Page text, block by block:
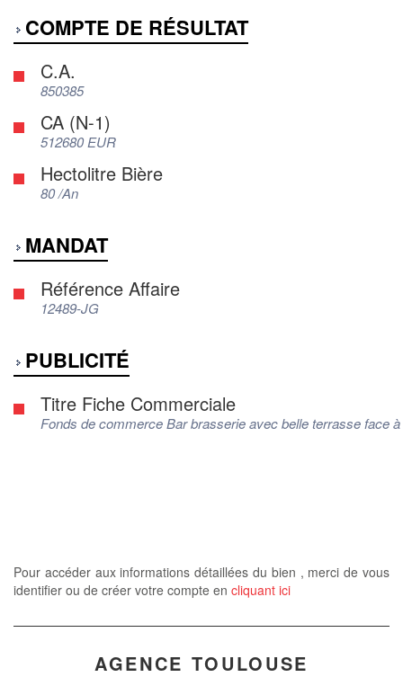
COMPTE DE RÉSULTAT
C.A.
850385
CA (N-1)
512680 EUR
Hectolitre Bière
80 /An
MANDAT
Référence Affaire
12489-JG
PUBLICITÉ
Titre Fiche Commerciale
Fonds de commerce Bar brasserie avec belle terrasse face
Pour accéder aux informations détaillées du bien , merci de vous
identifier ou de créer votre compte en cliquant ici
AGENCE TOULOUSE